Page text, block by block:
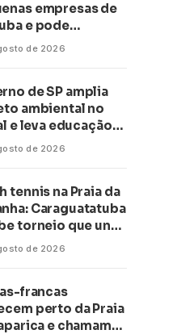
empresas de
e pode
negócios
de 2026
de SP amplia
ambiental no
e leva educação
a escolas de 16
de 2026
tennis na Praia da
Caraguatatuba
torneio que une
lazer e mar
de 2026
francas
perto da Praia
e chamam